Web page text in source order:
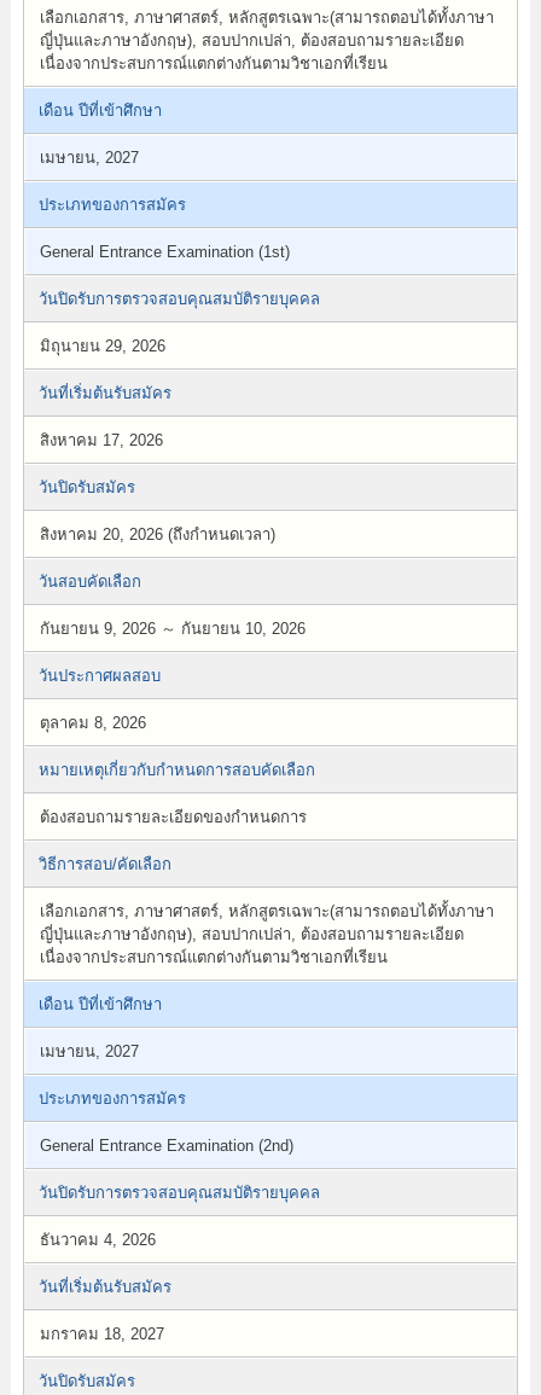
เลือกเอกสาร, ภาษาศาสตร์, หลักสูตรเฉพาะ(สามารถตอบได้ทั้งภาษา
ญี่ปุ่นและภาษาอังกฤษ), สอบปากเปล่า, ต้องสอบถามรายละเอียด
เนื่องจากประสบการณ์แตกต่างกันตามวิชาเอกที่เรียน
เดือน ปีที่เข้าศึกษา
เมษายน, 2027
ประเภทของการสมัคร
General Entrance Examination (1st)
วันปิดรับการตรวจสอบคุณสมบัติรายบุคคล
มิถุนายน 29, 2026
วันที่เริ่มต้นรับสมัคร
สิงหาคม 17, 2026
วันปิดรับสมัคร
สิงหาคม 20, 2026 (ถึงกำหนดเวลา)
วันสอบคัดเลือก
กันยายน 9, 2026 ～ กันยายน 10, 2026
วันประกาศผลสอบ
ตุลาคม 8, 2026
หมายเหตุเกี่ยวกับกำหนดการสอบคัดเลือก
ต้องสอบถามรายละเอียดของกำหนดการ
วิธีการสอบ/คัดเลือก
เลือกเอกสาร, ภาษาศาสตร์, หลักสูตรเฉพาะ(สามารถตอบได้ทั้งภาษา
ญี่ปุ่นและภาษาอังกฤษ), สอบปากเปล่า, ต้องสอบถามรายละเอียด
เนื่องจากประสบการณ์แตกต่างกันตามวิชาเอกที่เรียน
เดือน ปีที่เข้าศึกษา
เมษายน, 2027
ประเภทของการสมัคร
General Entrance Examination (2nd)
วันปิดรับการตรวจสอบคุณสมบัติรายบุคคล
ธันวาคม 4, 2026
วันที่เริ่มต้นรับสมัคร
มกราคม 18, 2027
วันปิดรับสมัคร